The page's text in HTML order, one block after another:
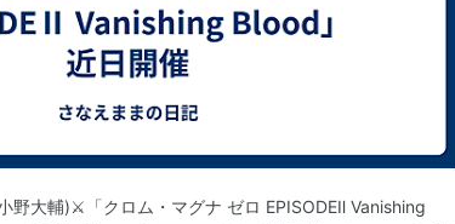
野大輔)⚔️「クロム・マグナ ゼロ EPISODEⅡ Vanishing